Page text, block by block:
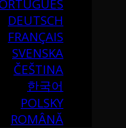
DEUTSCH
FRANÇAIS
SVENSKA
ČEŠTINA
한국어
POLSKY
ROMÂNĂ